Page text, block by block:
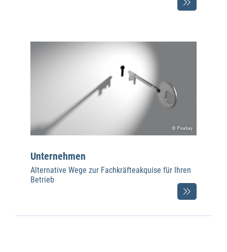
© Pixabay
Unternehmen
Alternative Wege zur Fachkräfteakquise für Ihren
Betrieb